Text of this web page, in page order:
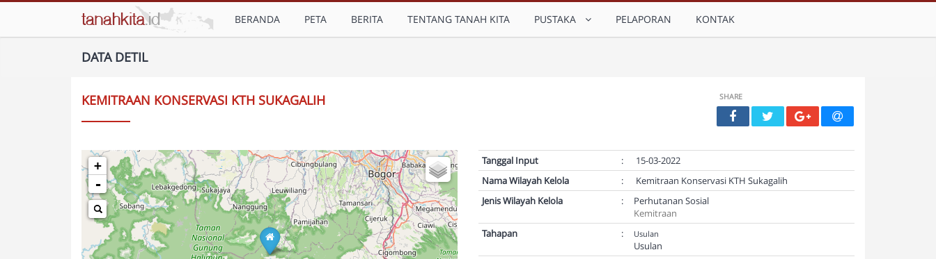
BERANDA PETA BERITA TENTANG TANAH KITA PUSTAKA PELAPORAN KONTAK
DATA DETIL
KEMITRAAN KONSERVASI KTH SUKAGALIH SHARE
+
-
Tanggal Input :
15-03-2022
Nama Wilayah Kelola
:
Kemitraan Konservasi KTH Sukagalih
Jenis Wilayah Kelola
:
Perhutanan Sosial
Kemitraan
Tahapan
: Usulan
Usulan